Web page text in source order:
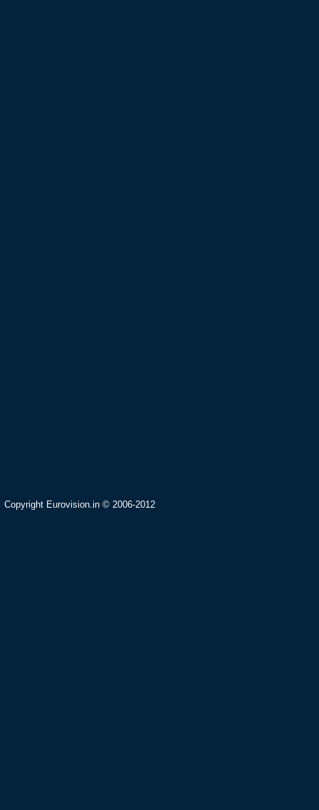
Copyright Eurovision.in © 2006-2012